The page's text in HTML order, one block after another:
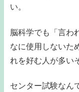
い。
脳科学でも「言わ
なに使用しないた
れを好む人が多い
センター試験なん